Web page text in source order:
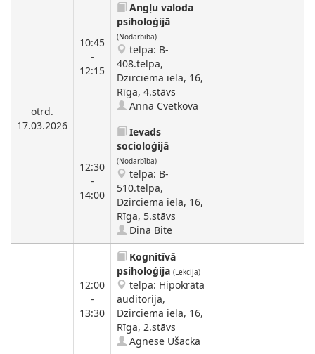
otrd.
17.03.2026
10:45
-
12:15
Angļu valoda
psiholoģijā
(Nodarbība)
telpa: B-
408.telpa,
Dzirciema iela, 16,
Rīga, 4.stāvs
Anna Cvetkova
12:30
-
14:00
Ievads
socioloģijā
(Nodarbība)
telpa: B-
510.telpa,
Dzirciema iela, 16,
Rīga, 5.stāvs
Dina Bite
12:00
-
13:30
Kognitīvā
psiholoģija (Lekcija)
telpa: Hipokrāta
auditorija,
Dzirciema iela, 16,
Rīga, 2.stāvs
Agnese Ušacka